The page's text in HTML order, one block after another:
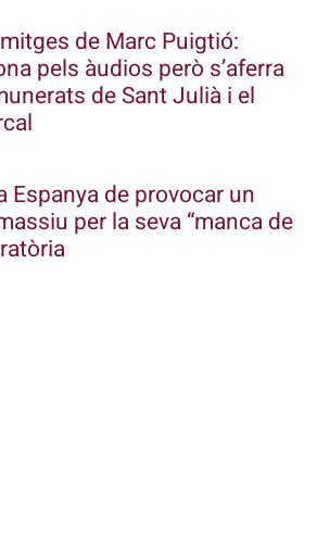
de Marc Puigtió:
pels àudios però s’aferra
de Sant Julià i el
Espanya de provocar un
per la seva “manca de